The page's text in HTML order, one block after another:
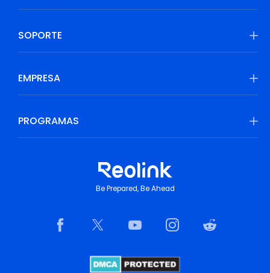
SOPORTE
EMPRESA
PROGRAMAS
Be Prepared, Be Ahead